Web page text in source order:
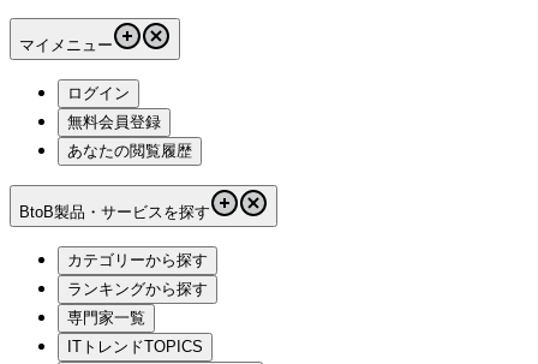
マイメニュー
ログイン
無料会員登録
あなたの閲覧履歴
BtoB製品・サービスを探す
カテゴリーから探す
ランキングから探す
専門家一覧
ITトレンドTOPICS